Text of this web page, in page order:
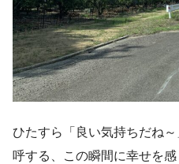
ひたすら「良い気持ちだね
呼する、この瞬間に幸せを感